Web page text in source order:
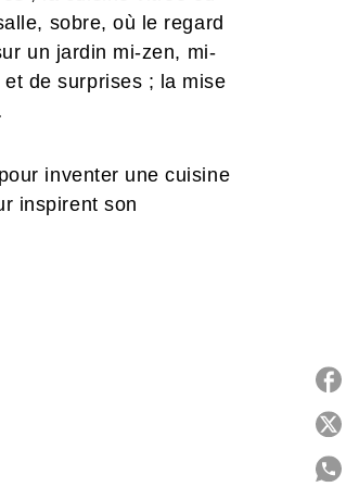
sobre, où le regard
un jardin mi-zen, mi-
de surprises ; la mise
inventer une cuisine
inspirent son
la complexité de
à l’équilibre de
du goût.